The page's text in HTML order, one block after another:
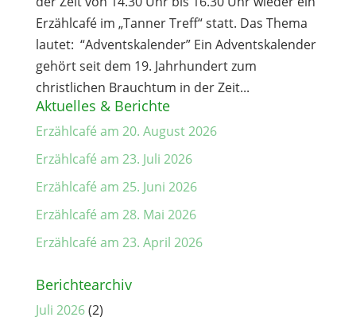
Erzählcafé im „Tanner Treff“ statt. Das Thema
lautet: “Adventskalender” Ein Adventskalender
gehört seit dem 19. Jahrhundert zum
christlichen Brauchtum in der Zeit...
Aktuelles & Berichte
Erzählcafé am 20. August 2026
Erzählcafé am 23. Juli 2026
Erzählcafé am 25. Juni 2026
Erzählcafé am 28. Mai 2026
Erzählcafé am 23. April 2026
Berichtearchiv
Juli 2026(2)